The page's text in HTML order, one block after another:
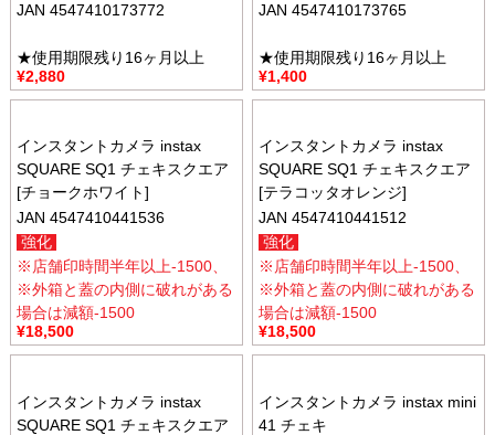
JAN 4547410173772
★使用期限残り16ヶ月以上
¥2,880
JAN 4547410173765
★使用期限残り16ヶ月以上
¥1,400
インスタントカメラ instax
SQUARE SQ1 チェキスクエア
[チョークホワイト]
JAN 4547410441536
強化
※店舗印時間半年以上-1500、
※外箱と蓋の内側に破れがある
場合は減額-1500
¥18,500
インスタントカメラ instax
SQUARE SQ1 チェキスクエア
[テラコッタオレンジ]
JAN 4547410441512
強化
※店舗印時間半年以上-1500、
※外箱と蓋の内側に破れがある
場合は減額-1500
¥18,500
インスタントカメラ instax
SQUARE SQ1 チェキスクエア
インスタントカメラ instax mini
41 チェキ